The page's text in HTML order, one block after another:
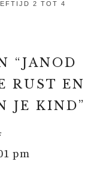
2 TOT 4
“ JANOD
RUST EN
JE KIND”
pm